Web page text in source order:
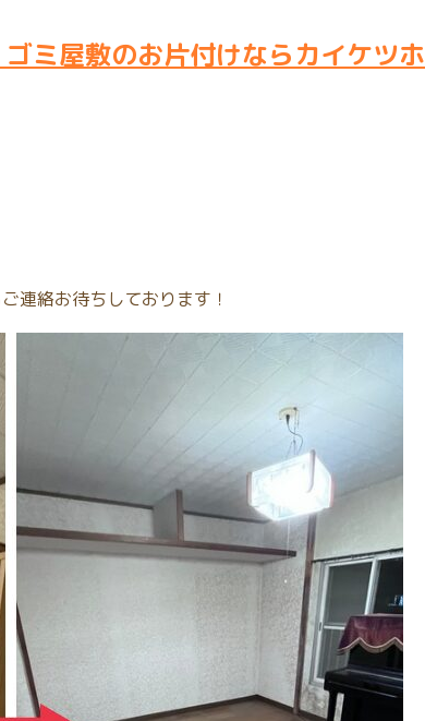
ミ屋敷のお片付けならカイケツホ
連絡お待ちしております！